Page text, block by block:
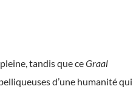
tandis que ceGraal
d’une humanité qui